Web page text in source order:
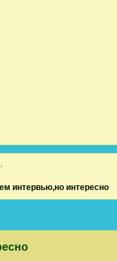
.
интервью,но интересно